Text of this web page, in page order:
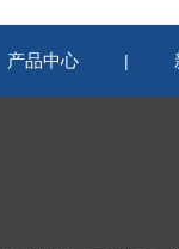
产品中心 |